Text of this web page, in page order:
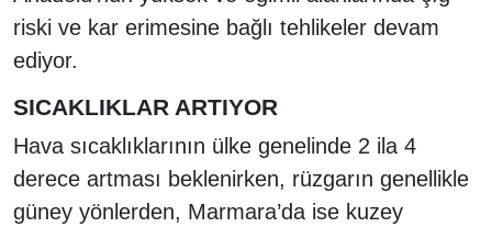
riski ve kar erimesine bağlı tehlikeler devam
ediyor.
SICAKLIKLAR ARTIYOR
Hava sıcaklıklarının ülke genelinde 2 ila 4
derece artması beklenirken, rüzgarın genellikle
güney yönlerden, Marmara’da ise kuzey